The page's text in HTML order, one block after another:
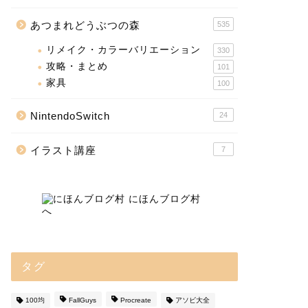
あつまれどうぶつの森 535
リメイク・カラーバリエーション 330
攻略・まとめ 101
家具 100
NintendoSwitch 24
イラスト講座 7
タグ
100均 FallGuys Procreate アソビ大全